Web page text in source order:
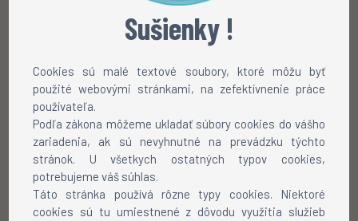
Sušienky !
Cookies sú malé textové soubory, ktoré môžu byť
použité webovými stránkami, na zefektívnenie práce
používateľa.
Podľa zákona môžeme ukladať súbory cookies do vášho
zariadenia, ak sú nevyhnutné na prevádzku týchto
stránok. U všetkych ostatných typov cookies,
potrebujeme váš súhlas.
Táto stránka používá rôzne typy cookies. Niektoré
cookies sú tu umiestnené z dôvodu využitia služieb
Chôdza Beh Rotácia Pauznúť